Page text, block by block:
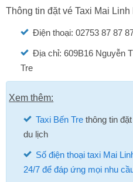
Thông tin đặt vé Taxi Mai Linh
Điện thoại: 02753 87 87
Địa chỉ: 609B16 Nguyễn
Tre
Xem thêm:
Taxi Bến Tre thông tin
du lịch
Số điện thoại taxi Mai
24/7 để đáp ứng mọi nhu